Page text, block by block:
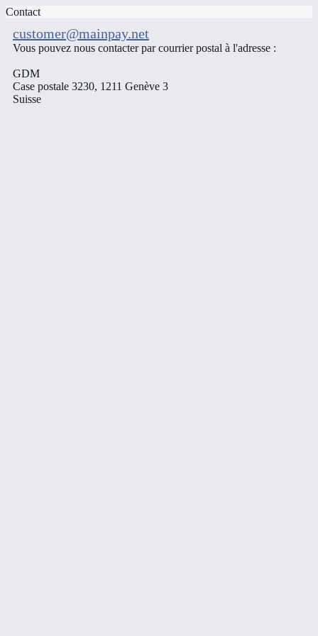
Contact
customer@mainpay.net
Vous pouvez nous contacter par courrier postal à l'adresse :
GDM
Case postale 3230, 1211 Genève 3
Suisse